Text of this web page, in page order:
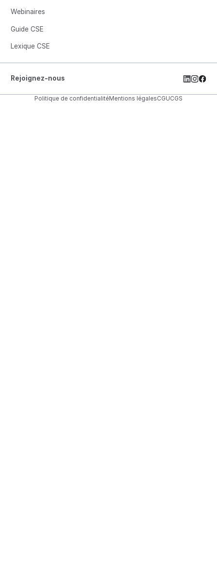
Webinaires
Guide CSE
Lexique CSE
Politique de confidentialitéMentions légalesCGUCGS
Rejoignez-nous